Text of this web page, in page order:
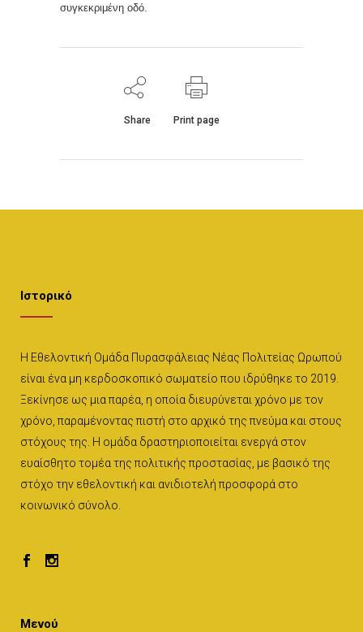
συγκεκριμένη οδό.
Share Print page
Ιστορικό
Η Εθελοντική Ομάδα Πυρασφάλειας Νέας Πολιτείας Ωρωπού
είναι ένα μη κερδοσκοπικό σωματείο που ιδρύθηκε το 2019.
Ξεκίνησε ως μια παρέα, η οποία διευρύνεται χρόνο με τον
χρόνο, παραμένοντας πιστή στο αρχικό της πνεύμα και στους
στόχους της. Η ομάδα δραστηριοποιείται ενεργά στον
ευαίσθητο τομέα της πολιτικής προστασίας, με βασικό της
στόχο την εθελοντική και ανιδιοτελή προσφορά στο
κοινωνικό σύνολο.
Μενού